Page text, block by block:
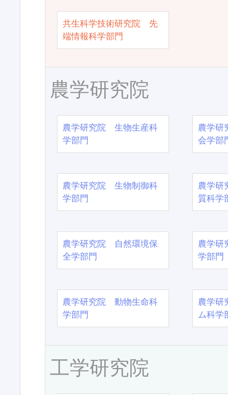
共生科学技術研究院 先
端情報科学部門
農学研究院
農学研究院 生物生産科
学部門
農学
会学部
農学研究院 生物制御科
学部門
農学
質科学
農学研究院 自然環境保
全学部門
農学
学部門
農学研究院 動物生命科
学部門
農学
ム科学
工学研究院